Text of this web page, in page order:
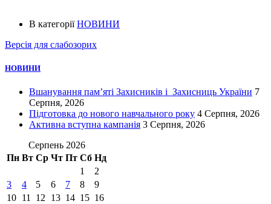
В категоріїНОВИНИ
Версія для слабозорих
НОВИНИ
Вшанування пам’яті Захисників і Захисниць України 7
Серпня, 2026
Підготовка до нового навчального року 4 Серпня, 2026
Активна вступна кампанія 3 Серпня, 2026
Серпень 2026
Пн Вт Ср Чт Пт Сб Нд
1
2
3
4 5 6 7 8
9
10 11 12 13 14 15 16